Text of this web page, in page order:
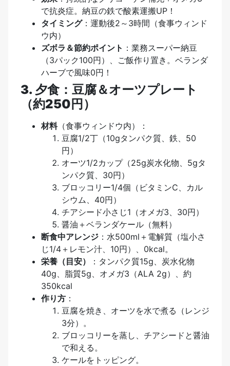
で抗炎症。納豆の鉄で酸素運搬UP！
タイミング：運動後2～3時間（食事ウィンド
ウ内）
ズボラ＆節約ポイント ：業務スーパー納豆
（3パック100円）、ご飯作り置き。ベランダ
ハーブで風味0円！
3. 夕食：豆腐＆オーツプレート
（約250円）
材料（食事ウィンドウ内）：
豆腐1/2丁（10gタンパク質、鉄、50
円）
オーツ1/2カップ（25g炭水化物、5gタ
ンパク質、30円）
ブロッコリー1/4個（ビタミンC、カル
シウム、40円）
チアシード小さじ1（オメガ3、30円）
醤油＋ベランダケール（無料）
断食中アレンジ ：水500ml＋電解質（塩小さ
じ1/4＋レモン汁、10円）、0kcal。
栄養（目安）
：タンパク質15g、炭水化物
40g、脂質5g、オメガ3（ALA 2g）、約
350kcal
作り方 ：
豆腐を焼き、オーツを水で煮る（レンジ
3分）。
ブロッコリーを蒸し、チアシードと醤油
で和える。
ケールをトッピング。